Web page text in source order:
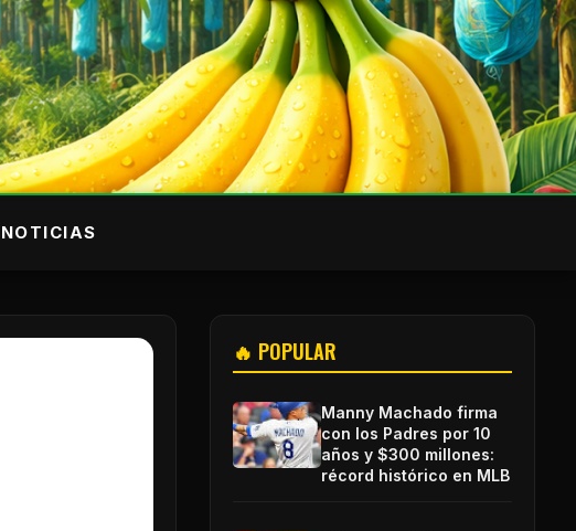
NOTICIAS
🔥 POPULAR
Manny Machado firma
con los Padres por 10
años y $300 millones:
récord histórico en MLB